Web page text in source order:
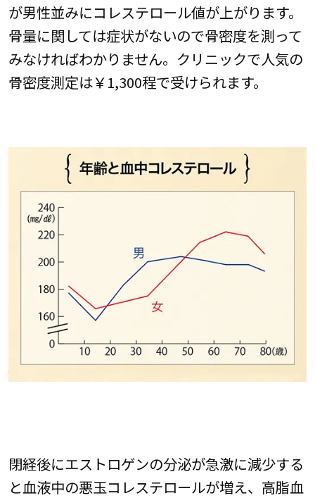
が男性並みにコレステロール値が上がります。
骨量に関しては症状がないので骨密度を測って
みなければわかりません。クリニックで人気の
骨密度測定は￥1,300程で受けられます。
閉経後にエストロゲンの分泌が急激に減少する
と血液中の悪玉コレステロールが増え、高脂血